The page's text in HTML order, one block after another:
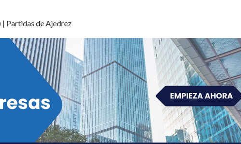
| Partidas de Ajedrez